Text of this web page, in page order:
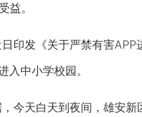
益。
发《关于严禁有害APP
入中小学校园。
天白天到夜间，雄安新